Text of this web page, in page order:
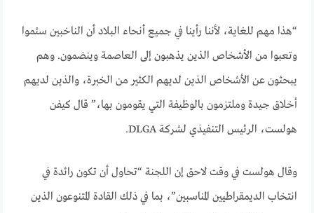
“هذا مهم للغاية، لأننا رأينا في جميع أنحاء البلاد أن الناخبين سئموا
وتعبوا من الأشخاص الذين يذهبون إلى العاصمة وينضمون. وهم
يبحثون عن الأشخاص الذين لديهم الكثير من الخبرة، والذين لديهم
أخلاق جيدة وملتزمون بالوظيفة التي يقومون بها،” قال كيفن
هولست، الرئيس التنفيذي لشركة DLGA.
وقال هولست في وقت لاحق إن اللجنة “تحاول أن تكون رائدة في
انتخاب الديمقراطيين المناسبين”، بما في ذلك القادة المتنوعون الذين